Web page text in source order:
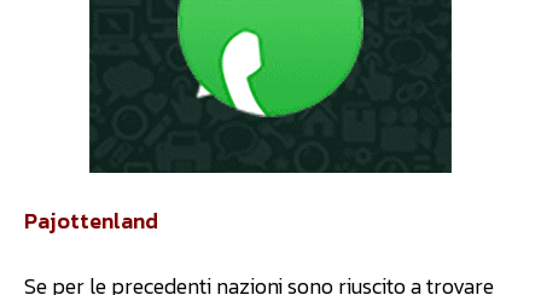
Pajottenland
Se per le precedenti nazioni sono riuscito a trovare